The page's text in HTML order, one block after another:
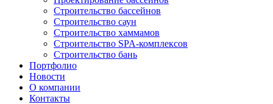
Строительство бассейнов
Строительство саун
Строительство хаммамов
Строительство SPA-комплексов
Строительство бань
Портфолио
Новости
O компании
Контакты